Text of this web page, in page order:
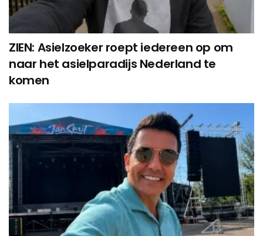
ZIEN: Asielzoeker roept iedereen op om
naar het asielparadijs Nederland te
komen